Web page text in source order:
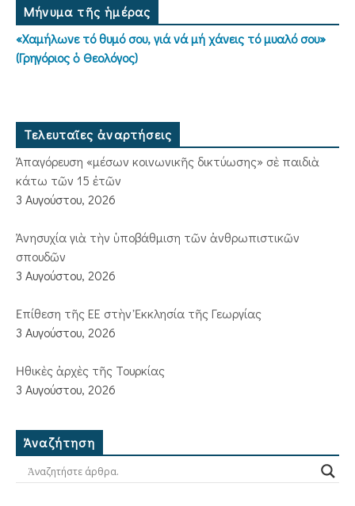
Μήνυμα τῆς ἡμέρας
«Χαμήλωνε τό θυμό σου, γιά νά μή χάνεις τό μυαλό σου»
(Γρηγόριος ὁ Θεολόγος)
Τελευταῖες ἀναρτήσεις
Ἀπαγόρευση «μέσων κοινωνικῆς δικτύωσης» σὲ παιδιὰ
κάτω τῶν 15 ἐτῶν
3 Αυγούστου, 2026
Ἀνησυχία γιὰ τὴν ὑποβάθμιση τῶν ἀνθρωπιστικῶν
σπουδῶν
3 Αυγούστου, 2026
Ἐπίθεση τῆς ΕΕ στὴν Ἐκκλησία τῆς Γεωργίας
3 Αυγούστου, 2026
Ἠθικὲς ἀρχὲς τῆς Τουρκίας
3 Αυγούστου, 2026
Ἀναζήτηση